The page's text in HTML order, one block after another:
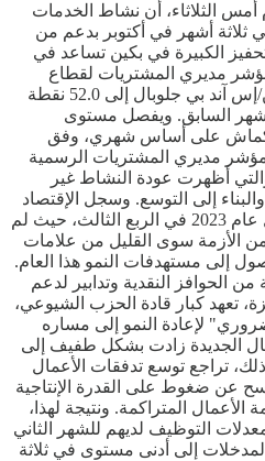
الثلاثاء، أن نشاط الخدمات
أشهر في أكتوبر بدعم من
الكبيرة في بكين تساعد في
مديري المشتريات لقطاع
الخدمات التابع لشركة كايكسين/إس آند بي جلوبال إلى 52.0 نقطة
نقطة في الشهر السابق. ويفصل مستوى
على أساس شهري، وفق
مديري المشتريات الرسمية
أظهرت عودة النشاط غير
إلى التوسع. وسجل الإقتصاد
الصيني أبطأ وتيرة نمو منذ أوائل عام 2023 في الربع الثالث، حيث لم
الأزمة سوى القليل من علامات
إلى مستهدفات النمو هذا العام.
الحوافز النقدية وتدابير لدعم
تعهد كبار قادة الحزب الشيوعي،
لإعادة النمو إلى مساره
الجديدة زادت بشكل طفيف إلى
ومع ذلك، تراجع توسع تدفقات الأعمال
عن ضغوط على القدرة الإنتاجية
المتراكمة. ونتيجة لهذا،
التوظيف لديهم للشهر الثاني
إلى أدنى مستوى في ثلاثة